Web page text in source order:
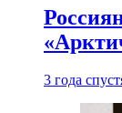
3 года